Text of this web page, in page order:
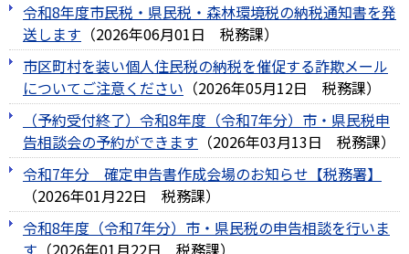
令和8年度市民税・県民税・森林環境税の納税通知書を発
送します （2026年06月01日 税務課）
市区町村を装い個人住民税の納税を催促する詐欺メール
についてご注意ください （2026年05月12日 税務課）
（予約受付終了）令和8年度（令和7年分）市・県民税申
告相談会の予約ができます （2026年03月13日 税務課）
令和7年分 確定申告書作成会場のお知らせ【税務署】
（2026年01月22日 税務課）
令和8年度（令和7年分）市・県民税の申告相談を行いま
す （2026年01月22日 税務課）